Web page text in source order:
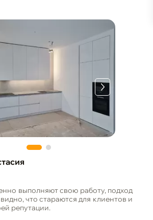
выполняют свою работу, подход
что стараются для клиентов и
репутации.